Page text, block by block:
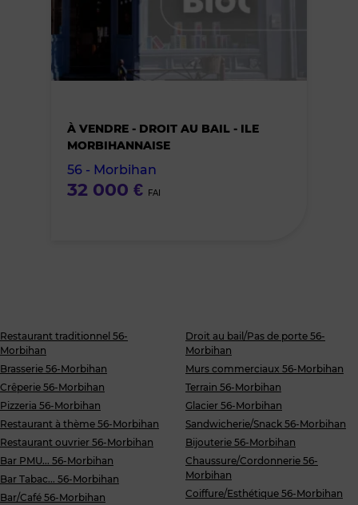
À VENDRE - DROIT AU BAIL - ILE
MORBIHANNAISE
56 - Morbihan
32 000 € FAI
Restaurant traditionnel 56-
Morbihan
Brasserie 56-Morbihan
Crêperie 56-Morbihan
Pizzeria 56-Morbihan
Restaurant à thème 56-Morbihan
Restaurant ouvrier 56-Morbihan
Bar PMU... 56-Morbihan
Bar Tabac... 56-Morbihan
Bar/Café 56-Morbihan
Droit au bail/Pas de porte 56-
Morbihan
Murs commerciaux 56-Morbihan
Terrain 56-Morbihan
Glacier 56-Morbihan
Sandwicherie/Snack 56-Morbihan
Bijouterie 56-Morbihan
Chaussure/Cordonnerie 56-
Morbihan
Coiffure/Esthétique 56-Morbihan